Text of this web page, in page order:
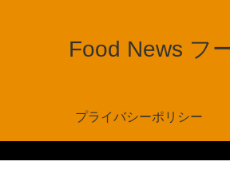
Food News フ
プライバシーポリシー